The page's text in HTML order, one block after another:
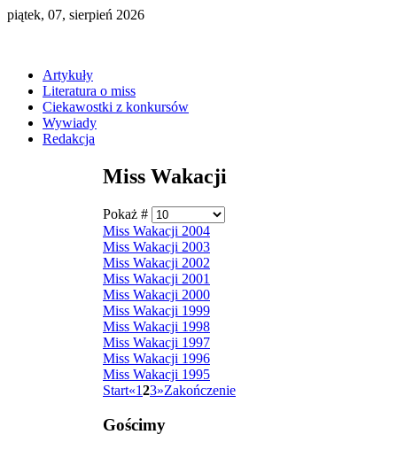
piątek, 07, sierpień 2026
Artykuły
Literatura o miss
Ciekawostki z konkursów
Wywiady
Redakcja
Miss Wakacji
Pokaż #
Miss Wakacji 2004
Miss Wakacji 2003
Miss Wakacji 2002
Miss Wakacji 2001
Miss Wakacji 2000
Miss Wakacji 1999
Miss Wakacji 1998
Miss Wakacji 1997
Miss Wakacji 1996
Miss Wakacji 1995
Start«123»Zakończenie
Gościmy